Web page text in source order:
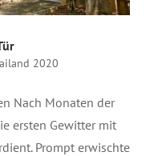
2020
Nach Monaten der
ersten Gewitter mit
Prompt erwischte